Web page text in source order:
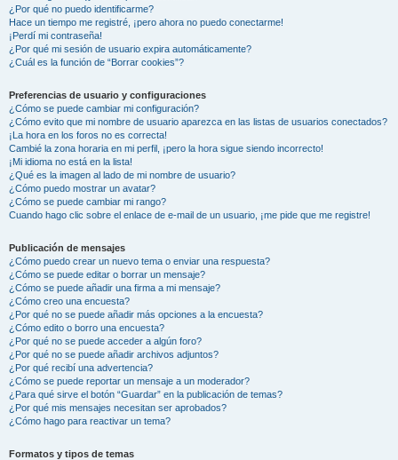
¿Por qué no puedo identificarme?
Hace un tiempo me registré, ¡pero ahora no puedo conectarme!
¡Perdí mi contraseña!
¿Por qué mi sesión de usuario expira automáticamente?
¿Cuál es la función de “Borrar cookies”?
Preferencias de usuario y configuraciones
¿Cómo se puede cambiar mi configuración?
¿Cómo evito que mi nombre de usuario aparezca en las listas de usuarios conectados?
¡La hora en los foros no es correcta!
Cambié la zona horaria en mi perfil, ¡pero la hora sigue siendo incorrecto!
¡Mi idioma no está en la lista!
¿Qué es la imagen al lado de mi nombre de usuario?
¿Cómo puedo mostrar un avatar?
¿Cómo se puede cambiar mi rango?
Cuando hago clic sobre el enlace de e-mail de un usuario, ¡me pide que me registre!
Publicación de mensajes
¿Cómo puedo crear un nuevo tema o enviar una respuesta?
¿Cómo se puede editar o borrar un mensaje?
¿Cómo se puede añadir una firma a mi mensaje?
¿Cómo creo una encuesta?
¿Por qué no se puede añadir más opciones a la encuesta?
¿Cómo edito o borro una encuesta?
¿Por qué no se puede acceder a algún foro?
¿Por qué no se puede añadir archivos adjuntos?
¿Por qué recibí una advertencia?
¿Cómo se puede reportar un mensaje a un moderador?
¿Para qué sirve el botón “Guardar” en la publicación de temas?
¿Por qué mis mensajes necesitan ser aprobados?
¿Cómo hago para reactivar un tema?
Formatos y tipos de temas